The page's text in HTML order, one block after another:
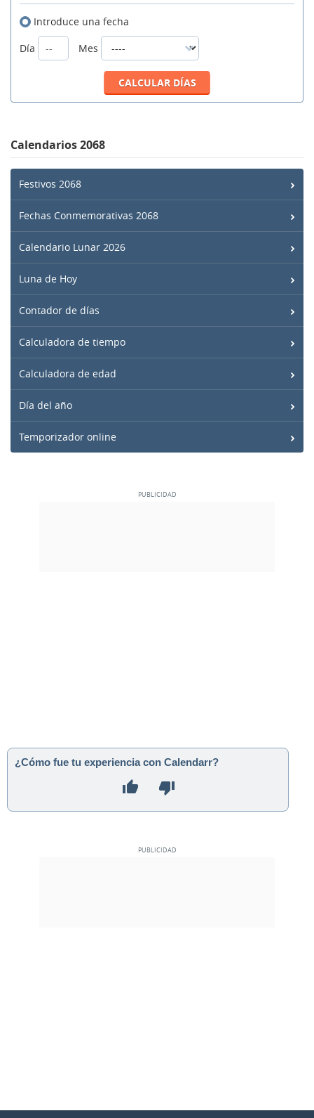
Introduce una fecha
Día
Mes
Calendarios 2068
Festivos 2068
Fechas Conmemorativas 2068
Calendario Lunar 2026
Luna de Hoy
Contador de días
Calculadora de tiempo
Calculadora de edad
Día del año
Temporizador online
¿Cómo fue tu experiencia con Calendarr?